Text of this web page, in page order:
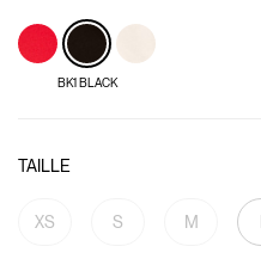
BK1 BLACK
TAILLE
XS S M